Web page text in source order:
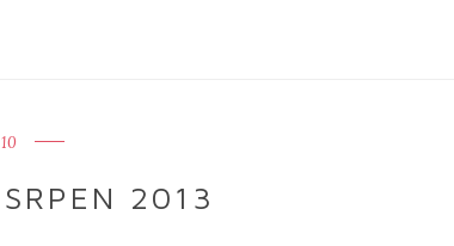
2013